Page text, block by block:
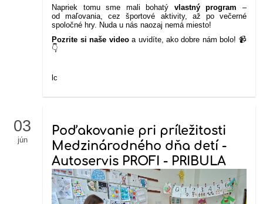
Napriek tomu sme mali bohatý vlastný program –
od maľovania, cez športové aktivity, až po večerné
spoločné hry. Nuda u nás naozaj nemá miesto!
Pozrite si naše videoa uvidíte, ako dobre nám bolo! 📹
👇
lc
03
jún
Poďakovanie pri príležitosti
Medzinárodného dňa detí -
Autoservis PROFI - PRIBULA